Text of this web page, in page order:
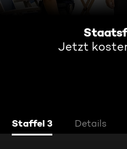
Jetzt
Staffel 3 Details